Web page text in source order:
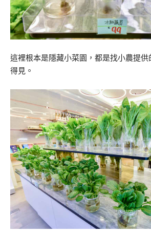
這裡根本是隱藏小菜園，都是找小農提供
得見。